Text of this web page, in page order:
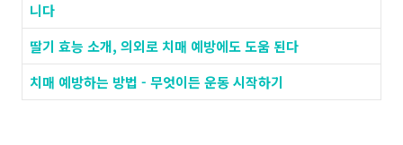
니다
딸기 효능 소개, 의외로 치매 예방에도 도움 된다
치매 예방하는 방법 - 무엇이든 운동 시작하기